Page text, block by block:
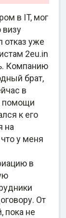
этапе
и когда
поскольку
с
большое
которые:
однако
в IT, мог
отказ уже
2eu.in
Компанию
брат,
в
помощи
к его
на
у меня
в
От
пока не